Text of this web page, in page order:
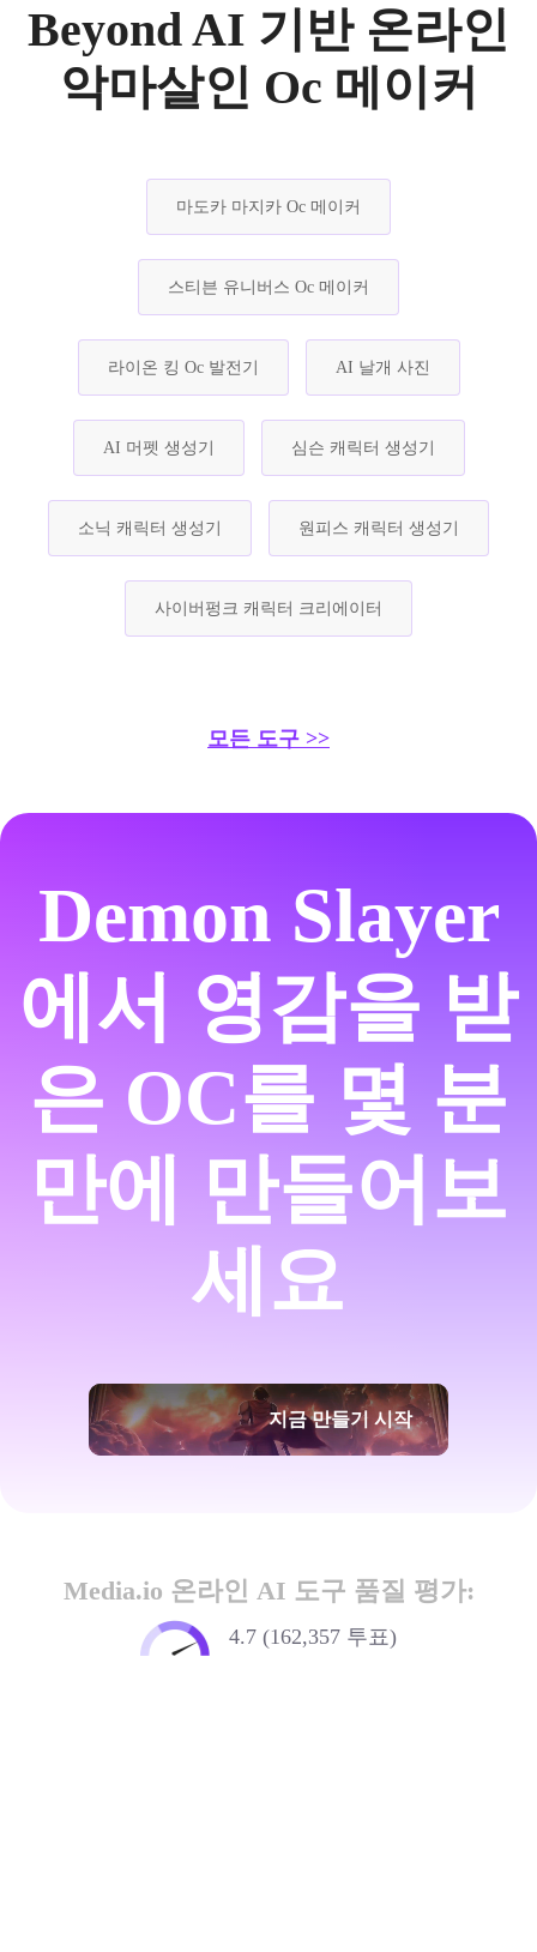
Beyond AI 기반 온라인
악마살인 Oc 메이커
마도카 마지카 Oc 메이커
스티븐 유니버스 Oc 메이커
라이온 킹 Oc 발전기 AI 날개 사진
AI 머펫 생성기 심슨 캐릭터 생성기
소닉 캐릭터 생성기 원피스 캐릭터 생성기
사이버펑크 캐릭터 크리에이터
모든 도구 >>
Demon Slayer
에서 영감을 받
은 OC를 몇 분
만에 만들어보
세요
지금 만들기 시작
Media.io 온라인 AI 도구 품질 평가:
4.7 (162,357 투표)